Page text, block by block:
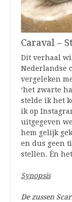
Caraval –
Dit verhaal
Nederlandse
vergeleken
‘het zwarte
stelde ik het
ik op
uitgegeven
hem gelijk
en dus geen
stellen. Én
Synopsis
De zussen